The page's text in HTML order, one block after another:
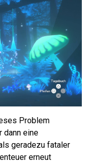
Problem
dann eine
geradezu fataler
erneut